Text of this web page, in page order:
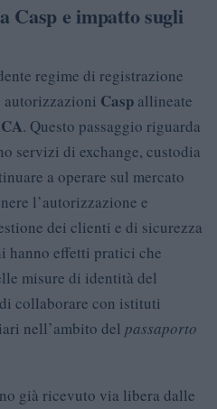
Casp e impatto sugli
regime di registrazione
autorizzazioni Casp allineate
. Questo passaggio riguarda
servizi di exchange, custodia
a operare sul mercato
l’autorizzazione e
dei clienti e di sicurezza
hanno effetti pratici che
misure di identità del
collaborare con istituti
nell’ambito del passaporto
già ricevuto via libera dalle